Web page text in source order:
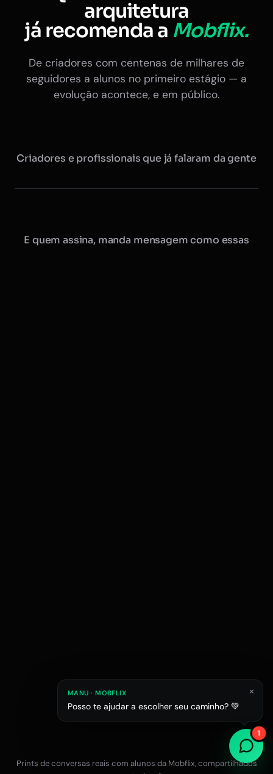
arquitetura
já recomenda a Mobflix.
De criadores com centenas de milhares de
seguidores a alunos no primeiro estágio — a
evolução acontece, e em público.
Criadores e profissionais que já falaram da gente
Maurício @arquitretas Eduardo Nóbrega
E quem assina, manda mensagem como essas
Júlia L.
Raphael M.
Estagiário em
Prints de conversas reais com alunos da Mobflix, compartilhados
12x R$47
1
MANU · MOBFLIX
Posso te ajudar a escolher seu caminho? 💚
×
Falar com a equipe no WhatsApp